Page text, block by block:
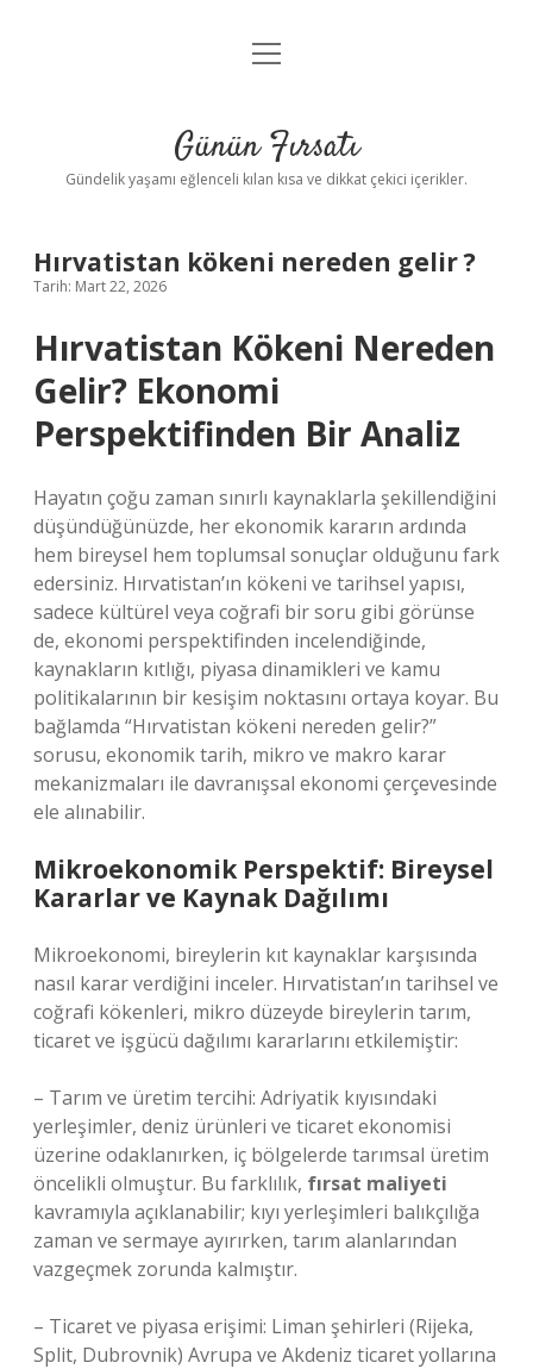
Anasayfa
Yasal Uyarı
menüyü
Günün Fırsatı
Gündelik yaşamı eğlenceli kılan kısa ve dikkat çekici içerikler.
Hırvatistan kökeni nereden gelir ?
Tarih: Mart 22, 2026
Hırvatistan Kökeni Nereden
Gelir? Ekonomi
Perspektifinden Bir Analiz
Hayatın çoğu zaman sınırlı kaynaklarla şekillendiğini
düşündüğünüzde, her ekonomik kararın ardında
hem bireysel hem toplumsal sonuçlar olduğunu fark
edersiniz. Hırvatistan’ın kökeni ve tarihsel yapısı,
sadece kültürel veya coğrafi bir soru gibi görünse
de, ekonomi perspektifinden incelendiğinde,
kaynakların kıtlığı, piyasa dinamikleri ve kamu
politikalarının bir kesişim noktasını ortaya koyar. Bu
bağlamda “Hırvatistan kökeni nereden gelir?”
sorusu, ekonomik tarih, mikro ve makro karar
mekanizmaları ile davranışsal ekonomi çerçevesinde
ele alınabilir.
Mikroekonomik Perspektif: Bireysel
Kararlar ve Kaynak Dağılımı
Mikroekonomi, bireylerin kıt kaynaklar karşısında
nasıl karar verdiğini inceler. Hırvatistan’ın tarihsel ve
coğrafi kökenleri, mikro düzeyde bireylerin tarım,
ticaret ve işgücü dağılımı kararlarını etkilemiştir:
– Tarım ve üretim tercihi: Adriyatik kıyısındaki
yerleşimler, deniz ürünleri ve ticaret ekonomisi
üzerine odaklanırken, iç bölgelerde tarımsal üretim
öncelikli olmuştur. Bu farklılık, fırsat maliyeti
kavramıyla açıklanabilir; kıyı yerleşimleri balıkçılığa
zaman ve sermaye ayırırken, tarım alanlarından
vazgeçmek zorunda kalmıştır.
– Ticaret ve piyasa erişimi: Liman şehirleri (Rijeka,
Split, Dubrovnik) Avrupa ve Akdeniz ticaret yollarına